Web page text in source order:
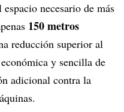
necesario de más
150 metros
reducción superior al
y sencilla de
adicional contra la